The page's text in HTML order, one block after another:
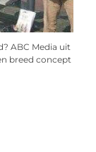
ABC Media uit
breed concept